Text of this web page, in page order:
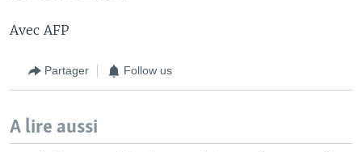
Avec AFP
Partager Follow us
A lire aussi